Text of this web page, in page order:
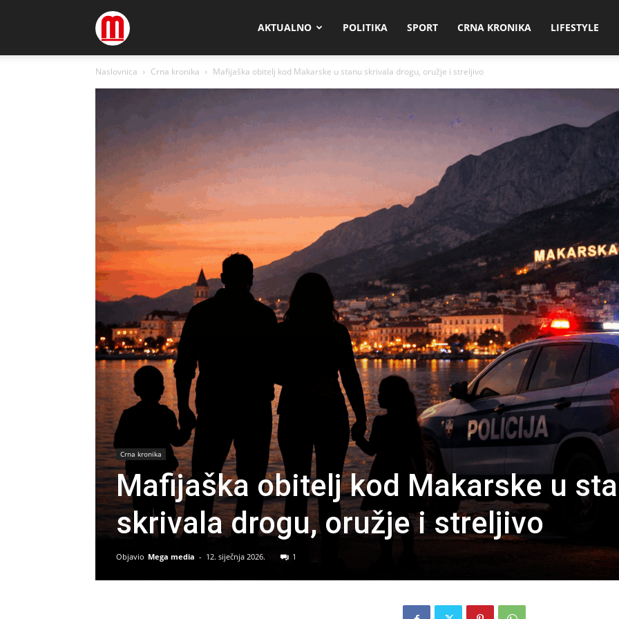
Megamedia AKTUALNO POLITIKA SPORT CRNA KRONIKA LIFESTYLE
Naslovnica Crna kronika Mafijaška obitelj kod Makarske u stanu skrivala drogu, oružje i streljivo
Crna kronika
Mafijaška obitelj kod Makarske u
skrivala drogu, oružje i streljivo
Objavio Mega media - 12. siječnja 2026. 1